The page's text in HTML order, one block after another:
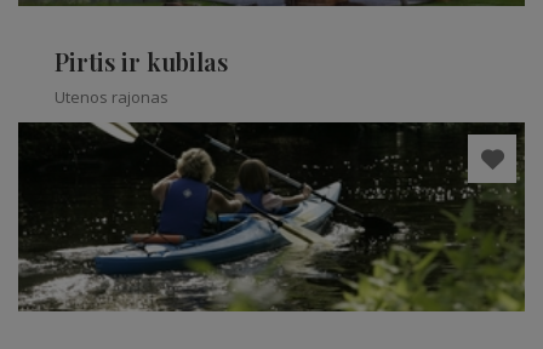
Pirtis ir kubilas
Utenos rajonas